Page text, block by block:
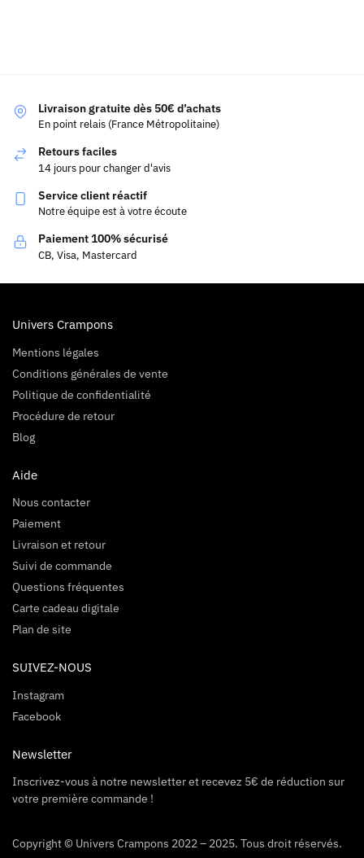
Livraison gratuite dès 50€ d’achats
En point relais (France Métropolitaine)
Retours faciles
14 jours pour changer d'avis
Service client réactif
Notre équipe est à votre écoute
Paiement 100% sécurisé
CB, Visa, Mastercard
Univers Crampons
Mentions légales
Conditions générales de vente
Politique de confidentialité
Procédure de retour
Blog
Aide
Nous contacter
Paiement
Livraison et retour
Suivi de commande
Questions fréquentes
Carte cadeau digitale
Plan de site
SUIVEZ-NOUS
Instagram
Facebook
Newsletter
Inscrivez-vous à notre newsletter et recevez 5€ de réduction sur
votre première commande !
Copyright © Univers Crampons 2022 – 2025. Tous droit réservés.